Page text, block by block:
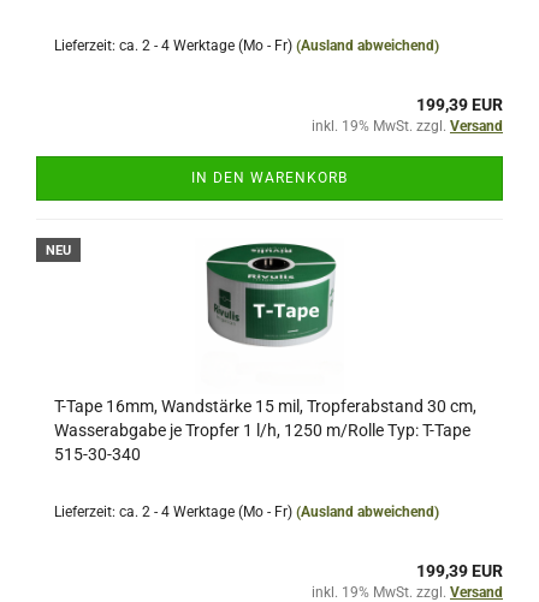
Lieferzeit: ca. 2 - 4 Werktage (Mo - Fr) (Ausland abweichend)
199,39 EUR
inkl. 19% MwSt. zzgl. Versand
IN DEN WARENKORB
NEU
T-Tape 16mm, Wandstärke 15 mil, Tropferabstand 30 cm,
Wasserabgabe je Tropfer 1 l/h, 1250 m/Rolle Typ: T-Tape
515-30-340
Lieferzeit: ca. 2 - 4 Werktage (Mo - Fr) (Ausland abweichend)
199,39 EUR
inkl. 19% MwSt. zzgl. Versand